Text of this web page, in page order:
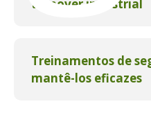
turnover industrial
Treinamentos de
mantê-los eficazes